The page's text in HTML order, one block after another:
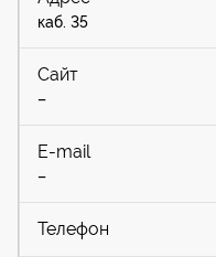
каб. 35
–
–